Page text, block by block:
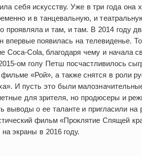
себя искусству. Уже в три года она
и в танцевальную, и
проявляла и там, и там. В 2014 году
впервые появилась на телевиденье.
Coca-Cola, благодаря чему и начала
ом голу Петш посчастливилось
«Рой», а также снятся в роли
И пусть это были
для зрителя, но продюсеры и
выводы о ее таланте и пригласили
фильм «Проклятие Спящей
экраны в 2016 году.